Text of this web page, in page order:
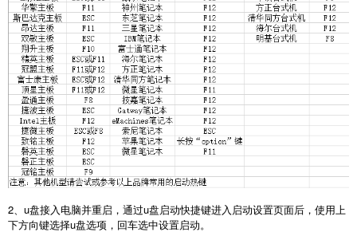
2、u盘接入电脑并重启，通过u盘启动快捷键进入启动设置页面后，使用上
下方向键选择u盘选项，回车选中设置启动。